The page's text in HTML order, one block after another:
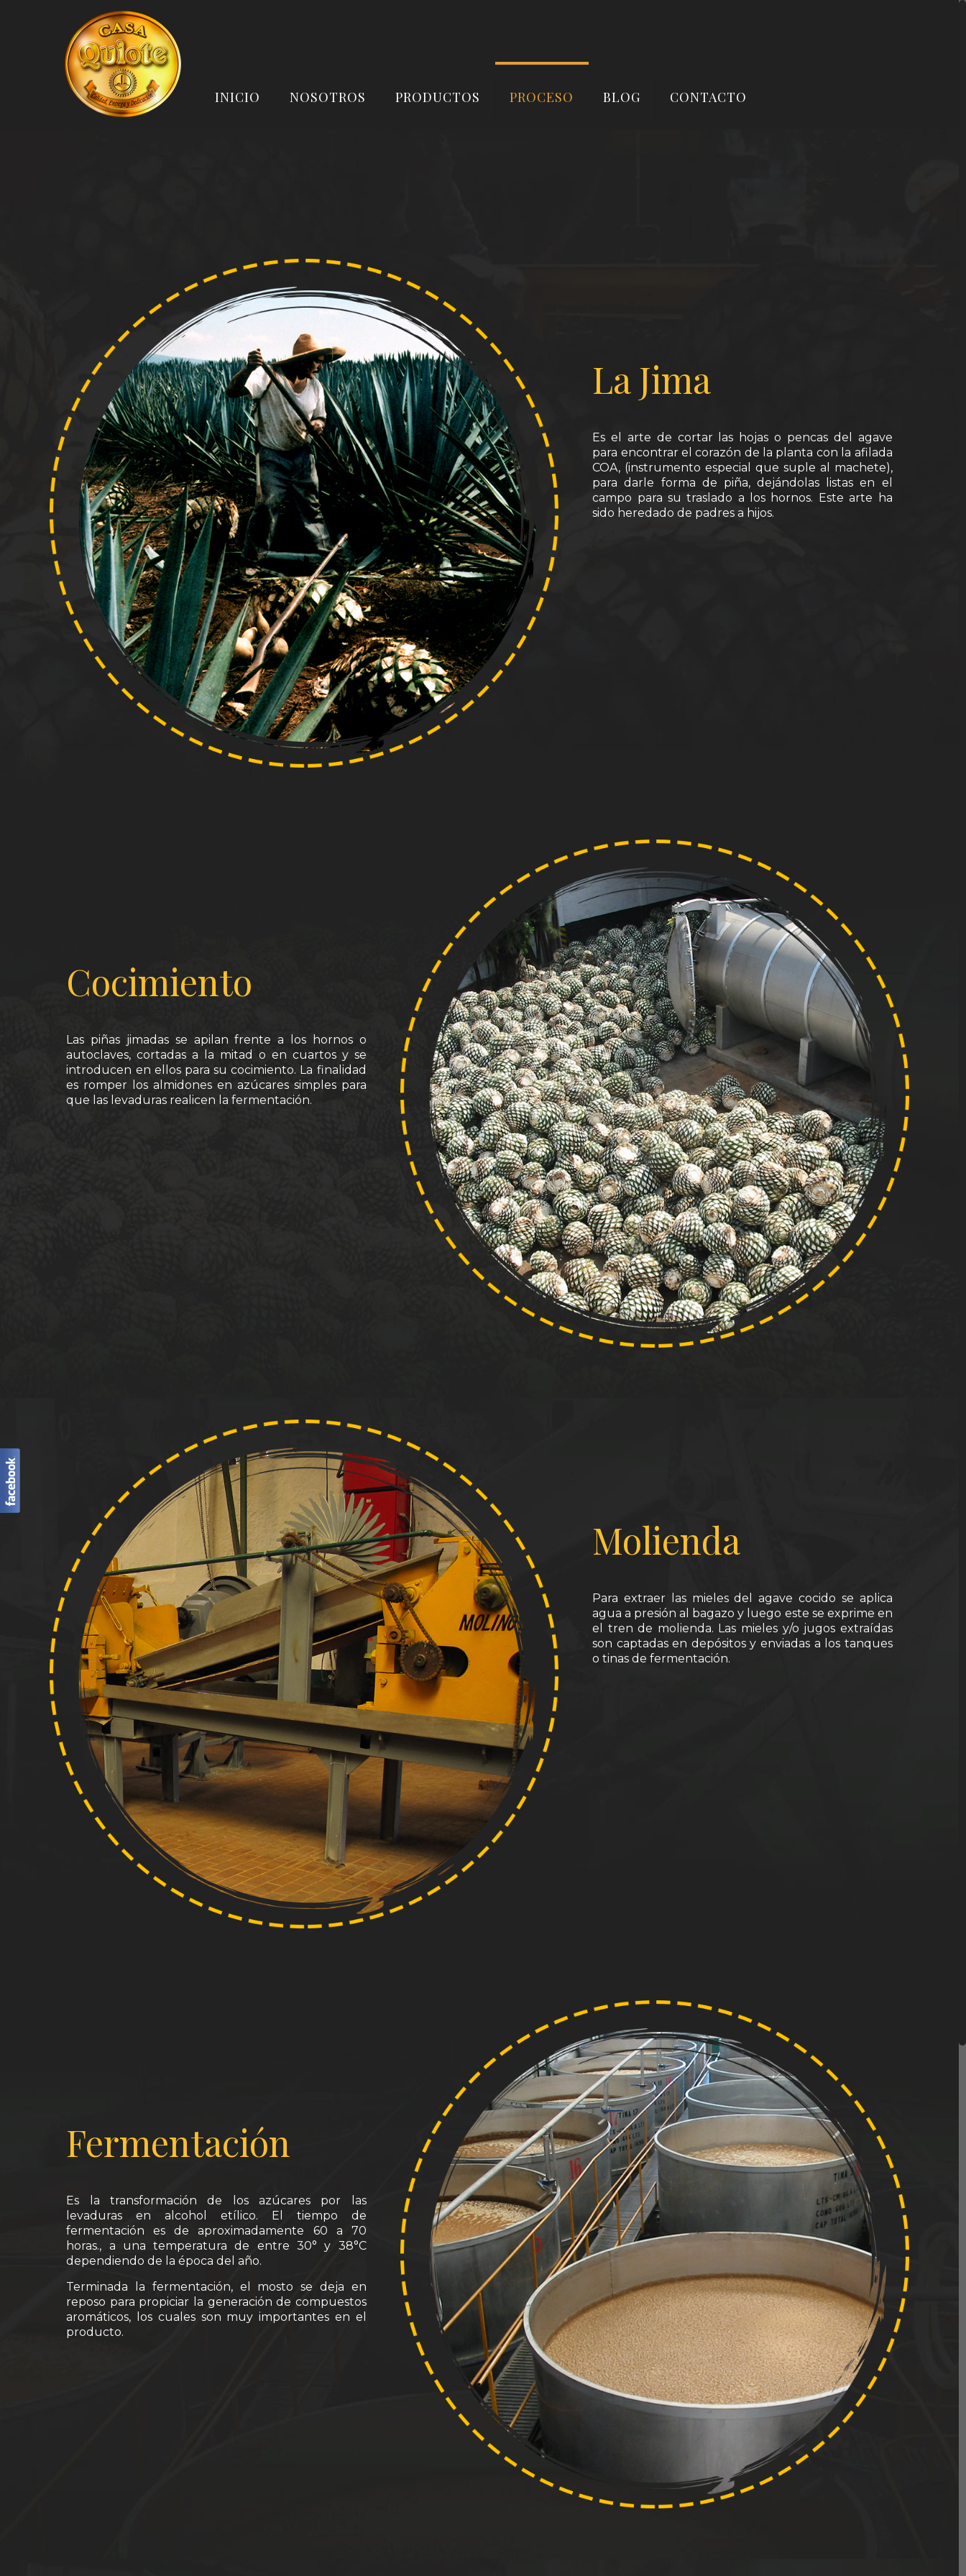
INICIO NOSOTROS PRODUCTOS PROCESO BLOG CONTACTO
La Jima
Es el arte de cortar las hojas o pencas del agave
para encontrar el corazón de la planta con la afilada
COA, (instrumento especial que suple al machete),
para darle forma de piña, dejándolas listas en el
campo para su traslado a los hornos. Este arte ha
sido heredado de padres a hijos.
Cocimiento
Las piñas jimadas se apilan frente a los hornos o
autoclaves, cortadas a la mitad o en cuartos y se
introducen en ellos para su cocimiento. La finalidad
es romper los almidones en azúcares simples para
que las levaduras realicen la fermentación.
Molienda
Para extraer las mieles del agave cocido se aplica
agua a presión al bagazo y luego este se exprime en
el tren de molienda. Las mieles y/o jugos extraídas
son captadas en depósitos y enviadas a los tanques
o tinas de fermentación.
Fermentación
Es la transformación de los azúcares por las
levaduras en alcohol etílico. El tiempo de
fermentación es de aproximadamente 60 a 70
horas., a una temperatura de entre 30° y 38°C
dependiendo de la época del año.
Terminada la fermentación, el mosto se deja en
reposo para propiciar la generación de compuestos
aromáticos, los cuales son muy importantes en el
producto.